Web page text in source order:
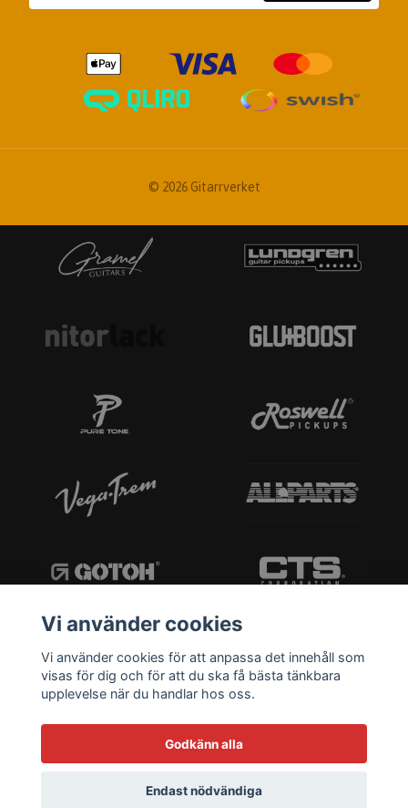
© 2026 Gitarrverket
Vi använder cookies
Vi använder cookies för att anpassa det innehåll som
visas för dig och för att du ska få bästa tänkbara
upplevelse när du handlar hos oss.
Godkänn alla
Endast nödvändiga